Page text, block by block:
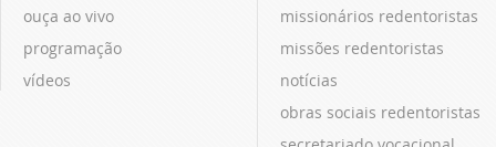
ouça ao vivo
programação
vídeos
missionários redentoristas
missões redentoristas
notícias
obras sociais redentoristas